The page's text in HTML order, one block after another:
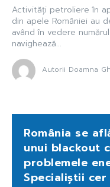
Activități petroliere în
din apele României au
având în vedere
navighează...
Autorii Doamna
România se
unui blackout
problemele
Specialiștii